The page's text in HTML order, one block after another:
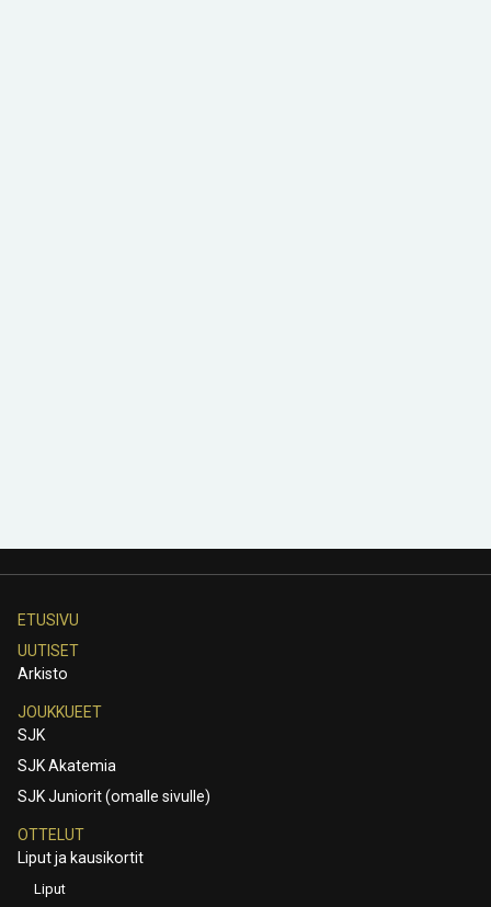
ETUSIVU
UUTISET
Arkisto
JOUKKUEET
SJK
SJK Akatemia
SJK Juniorit (omalle sivulle)
OTTELUT
Liput ja kausikortit
Liput